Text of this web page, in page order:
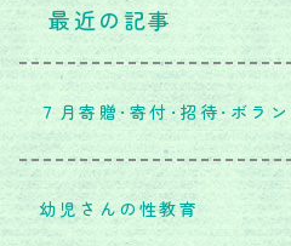
最近の記事
７月寄贈・寄付・招待・ボラ
幼児さんの性教育